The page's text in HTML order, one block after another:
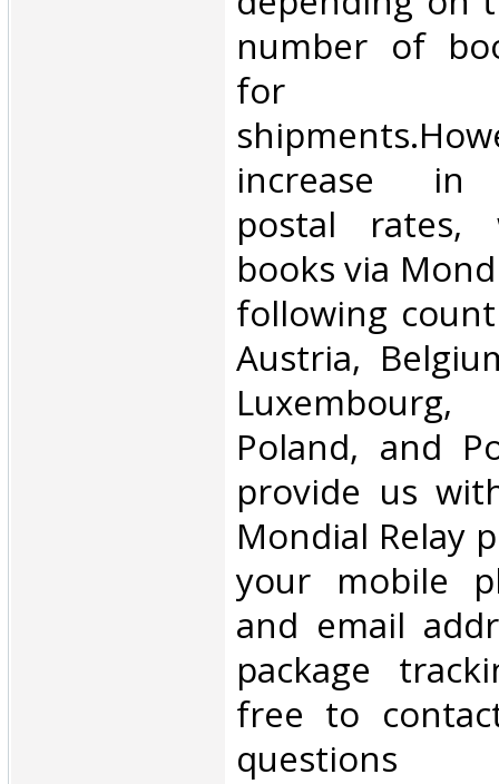
number of
for
increase in
postal
books via
following
Austria,
Poland, and
provide us
Mondial Relay
your mobile
and email
package
free to
questions‎